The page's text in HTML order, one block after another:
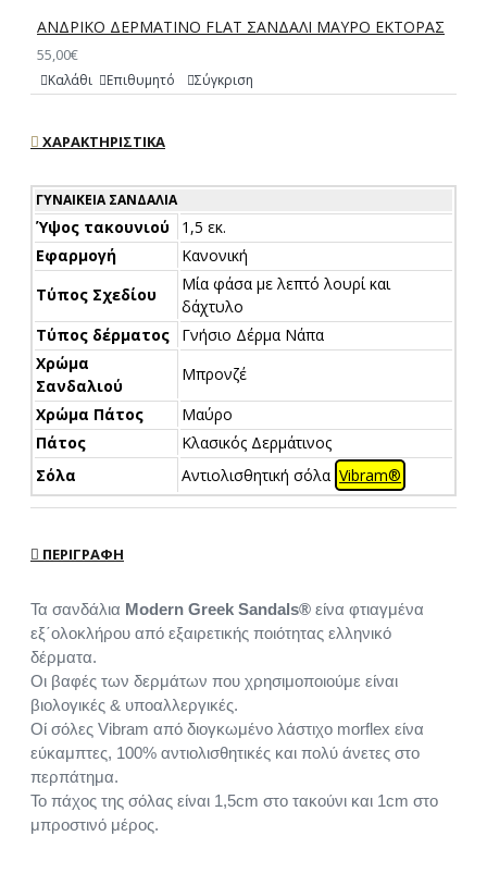
ΑΝΔΡΙΚΟ ΔΕΡΜΑΤΙΝΟ FLAT ΣΑΝΔΑΛΙ ΜΑΥΡΟ ΕΚΤΟΡΑΣ
55,00€
Καλάθι Επιθυμητό Σύγκριση
ΧΑΡΑΚΤΗΡΙΣΤΙΚΆ
ΓΥΝΑΙΚΕΊΑ ΣΑΝΔΆΛΙΑ
Ύψος τακουνιού
1,5 εκ.
Εφαρμογή
Κανονική
Τύπος Σχεδίου
Μία φάσα με λεπτό λουρί και
δάχτυλο
Τύπος δέρματος
Γνήσιο Δέρμα Νάπα
Χρώμα
Σανδαλιού
Μπρονζέ
Χρώμα Πάτος
Μαύρο
Πάτος
Κλασικός Δερμάτινος
Σόλα
Αντιολισθητική σόλα Vibram®
ΠΕΡΙΓΡΑΦΉ
Τα σανδάλια Modern Greek Sandals® είνα φτιαγμένα
εξ΄ολοκλήρου από εξαιρετικής ποιότητας ελληνικό
δέρματα.
Οι βαφές των δερμάτων που χρησιμοποιούμε είναι
βιολογικές & υποαλλεργικές.
Οί σόλες Vibram από διογκωμένο λάστιχο morflex είνα
εύκαμπτες, 100% αντιολισθητικές και πολύ άνετες στο
περπάτημα.
Το πάχος της σόλας είναι 1,5cm στο τακούνι και 1cm στο
μπροστινό μέρος.